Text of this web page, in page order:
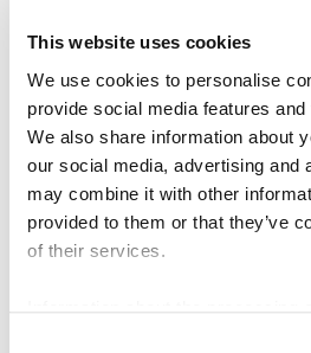
This website uses cookies
We use cookies to personalise
provide social media features
We also share information about
our social media, advertising and
may combine it with other
provided to them or that they’ve
of their services.